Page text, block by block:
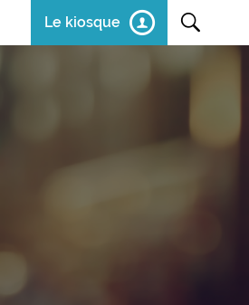
Le kiosque